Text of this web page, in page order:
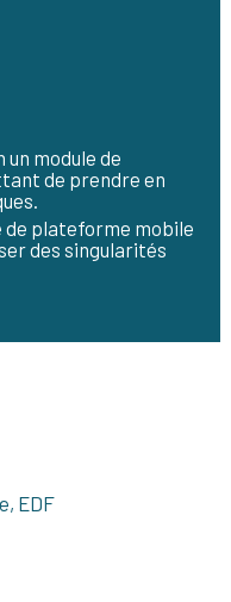
module de
de prendre en
de plateforme mobile
des singularités
EDF